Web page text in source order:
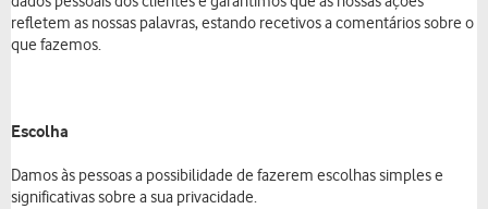
refletem as nossas palavras, estando recetivos a comentários sobre o
que fazemos.
Escolha
Damos às pessoas a possibilidade de fazerem escolhas simples e
significativas sobre a sua privacidade.